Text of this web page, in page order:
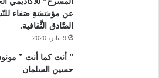
عن مؤسَسَةِ صَفاء
الصَّادق الثَّقافية.
9 يناير، 2020
” أنت كما أنت ”
حسين السلمان